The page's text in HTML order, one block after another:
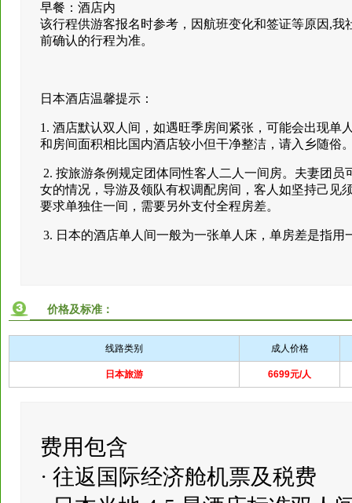
早餐：酒店内
该行程供游客报名时参考，因航班变化和签证等原因,
前确认的行程为准。
日本酒店温馨提示：
1. 酒店默认双人间，如遇旺季房间紧张，可能会出现
和房间面积相比国内酒店较小但干净整洁，请入乡随俗
2. 按旅游条例规定团体同性客人二人一间房。夫妻团
女的情况，导游及领队有权调配房间，客人如坚持己见
要求单独住一间，需要另外支付全程房差。
3. 日本的酒店单人间一般为一张单人床，单房差是指
价格及标准：
线路类别 成人价格
日本旅游 6699元/人
费用包含
· 往返国际经济舱机票及税费